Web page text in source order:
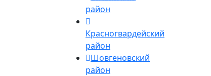
район
Красногвардейский
район
Шовгеновский
район